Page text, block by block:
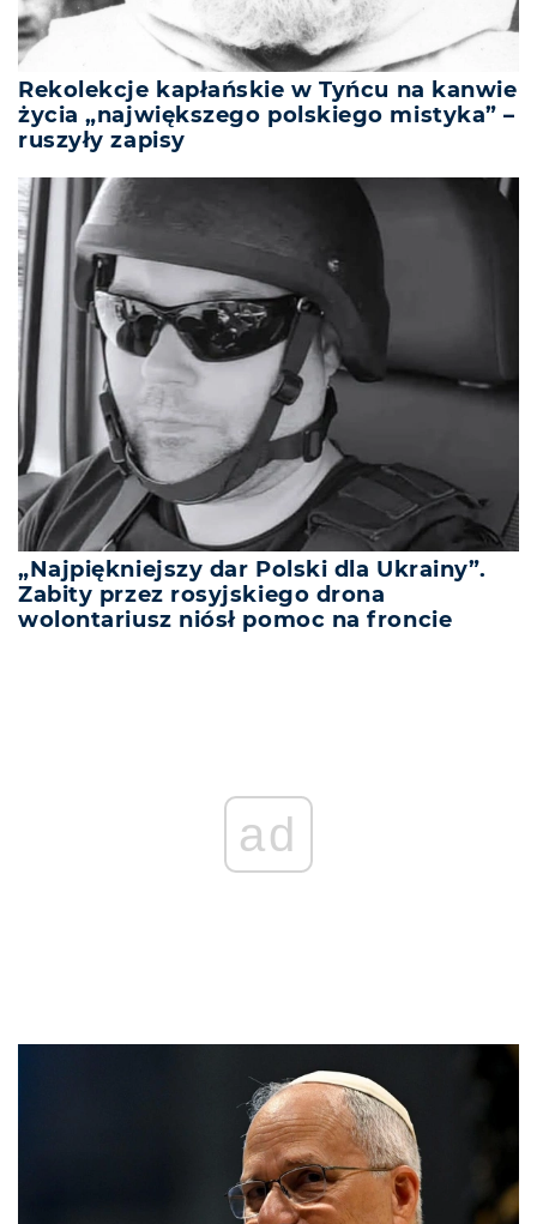
Rekolekcje kapłańskie w Tyńcu na kanwie
życia „największego polskiego mistyka” –
ruszyły zapisy
„Najpiękniejszy dar Polski dla Ukrainy”.
Zabity przez rosyjskiego drona
wolontariusz niósł pomoc na froncie
ad